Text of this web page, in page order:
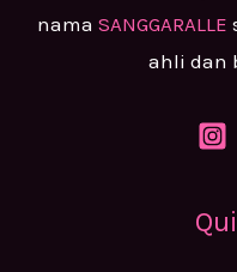
nama SANGGARALLE
ahli dan